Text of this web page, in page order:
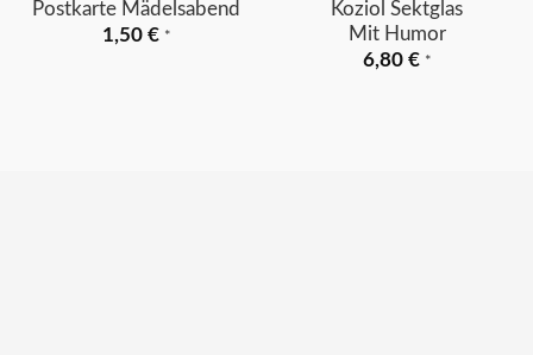
Postkarte Mädelsabend
1,50 € *
Koziol Sektglas
Mit Humor
6,80 € *